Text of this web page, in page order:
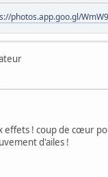
photos.app.goo.gl/
effets ! coup de cœur
d'ailes !